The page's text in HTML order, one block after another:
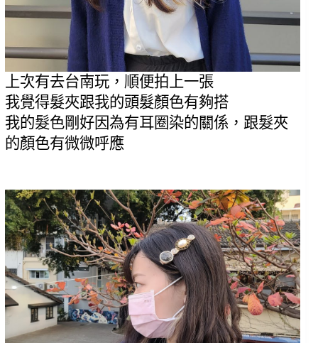
上次有去台南玩，順便拍上一張
我覺得髮夾跟我的頭髮顏色有夠搭
我的髮色剛好因為有耳圈染的關係，跟髮夾
的顏色有微微呼應